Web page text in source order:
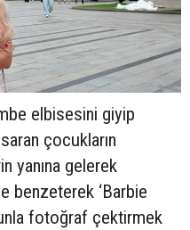
elbisesini giyip
çocukların
yanına gelerek
benzeterek ‘Barbie
fotoğraf çektirmek